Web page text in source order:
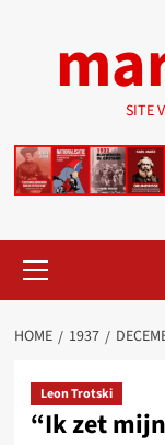
SITE
menu
HOME 1937
Leon Trotski
“Ik zet